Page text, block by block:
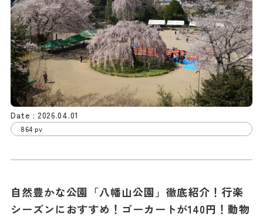
2026.04.01
864 pv
自然豊かな公園「八幡山公園」徹底紹介！行楽
シーズンにおすすめ！ゴーカートが140円！動物